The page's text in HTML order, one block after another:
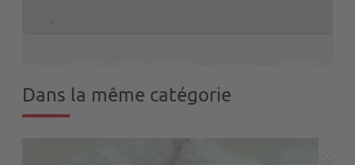
.
Dans la même catégorie